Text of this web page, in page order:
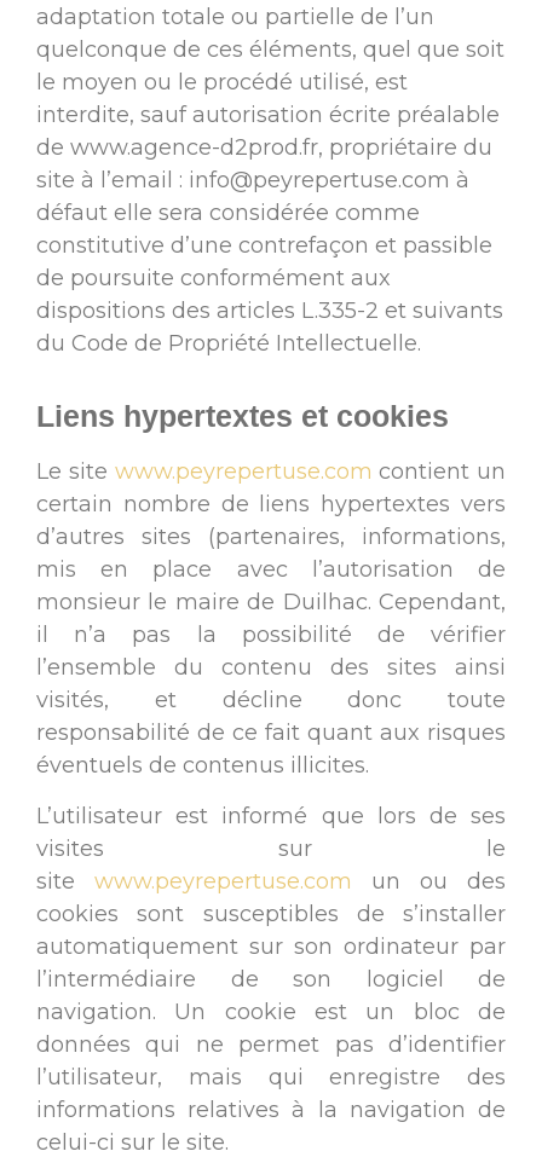
adaptation totale ou partielle de l’un
quelconque de ces éléments, quel que soit
le moyen ou le procédé utilisé, est
interdite, sauf autorisation écrite préalable
de www.agence-d2prod.fr, propriétaire du
site à l’email : info@peyrepertuse.com à
défaut elle sera considérée comme
constitutive d’une contrefaçon et passible
de poursuite conformément aux
dispositions des articles L.335-2 et suivants
du Code de Propriété Intellectuelle.
Liens hypertextes et cookies
Le site www.peyrepertuse.com contient un
certain nombre de liens hypertextes vers
d’autres sites (partenaires, informations,
mis en place avec l’autorisation de
monsieur le maire de Duilhac. Cependant,
il n’a pas la possibilité de vérifier
l’ensemble du contenu des sites ainsi
visités, et décline donc toute
responsabilité de ce fait quant aux risques
éventuels de contenus illicites.
L’utilisateur est informé que lors de ses
visites sur le
site www.peyrepertuse.com
un ou des
cookies sont susceptibles de s’installer
automatiquement sur son ordinateur par
l’intermédiaire de son logiciel de
navigation. Un cookie est un bloc de
données qui ne permet pas d’identifier
l’utilisateur, mais qui enregistre des
informations relatives à la navigation de
celui-ci sur le site.